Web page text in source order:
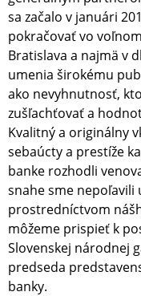
sa začalo v januári
pokračovať vo
Bratislava a najmä v
umenia širokému
ako nevyhnutnosť,
zušľachťovať a
Kvalitný a originálny
sebaúcty a prestíže
banke rozhodli
snahe sme nepoľavili
prostredníctvom
môžeme prispieť k
Slovenskej národnej
predseda
banky.